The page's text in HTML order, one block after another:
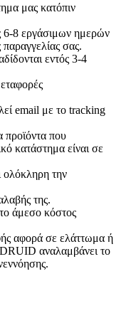
μας κατόπιν
6-8 εργάσιμων ημερών
σας.
εντός 3-4
email με το tracking
προϊόντα που
κατάστημα είναι σε
ολόκληρη την
της.
άμεσο κόστος
αφορά σε ελάττωμα ή
αναλαμβάνει το